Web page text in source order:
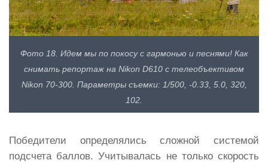
Фото 18. Идем мы по покосу с гармонью и песнями! Как
снимать репортаж на Nikon D610 с телеобъективом
Nikon 70-300. Параметры съемки: 1/500, -0.33, 5.0, 320,
102.
Победители определялись сложной системой
подсчета баллов. Учитывалась не только скорость